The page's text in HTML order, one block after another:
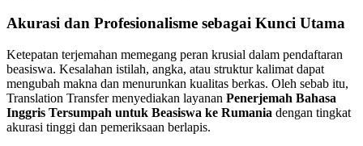
Akurasi dan Profesionalisme sebagai Kunci Utama
Ketepatan terjemahan memegang peran krusial dalam pendaftaran
beasiswa. Kesalahan istilah, angka, atau struktur kalimat dapat
mengubah makna dan menurunkan kualitas berkas. Oleh sebab itu,
Translation Transfer menyediakan layanan Penerjemah Bahasa
Inggris Tersumpah untuk Beasiswa ke Rumania dengan tingkat
akurasi tinggi dan pemeriksaan berlapis.